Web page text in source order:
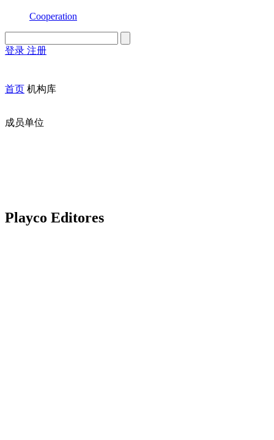
Cooperation
登录 注册
首页 机构库
成员单位
Playco Editores